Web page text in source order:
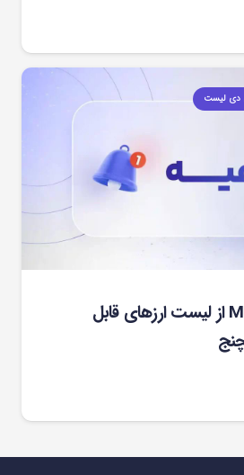
دی لیست
حذف رمز ارز MUBI از لیست ارزهای قابل